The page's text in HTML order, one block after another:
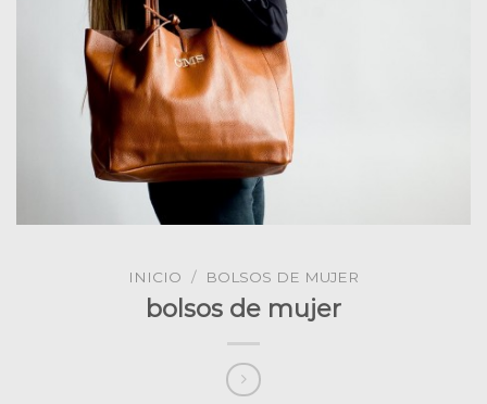
INICIO / BOLSOS DE MUJER
bolsos de mujer